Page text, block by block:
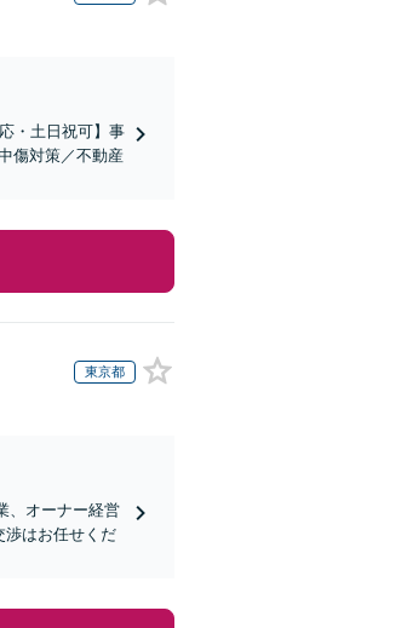
・土日祝可】事
傷対策／不動産
東京都
、オーナー経営
渉はお任せくだ